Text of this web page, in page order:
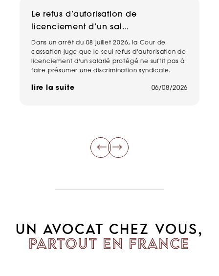
Le refus d’autorisation de
licenciement d’un sal...
Dans un arrêt du 08 juillet 2026, la Cour de
cassation juge que le seul refus d'autorisation de
licenciement d'un salarié protégé ne suffit pas à
faire présumer une discrimination syndicale.
lire la suite 06/08/2026
UN AVOCAT CHEZ VOUS,
PARTOUT EN FRANCE